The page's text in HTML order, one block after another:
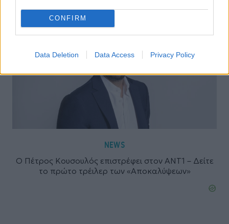
CONFIRM
Data Deletion Data Access Privacy Policy
NEWS
Ο Πέτρος Κουσουλός επιστρέφει στον ΑΝΤ1 – Δείτε
το πρώτο τρέιλερ των «Αποκαλύψεων»